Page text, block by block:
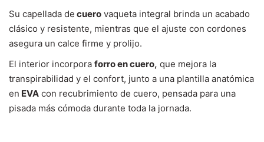
Su capellada de cuero vaqueta integral brinda un acabado
clásico y resistente, mientras que el ajuste con cordones
asegura un calce firme y prolijo.
El interior incorpora forro en cuero, que mejora la
transpirabilidad y el confort, junto a una plantilla anatómica
en EVA con recubrimiento de cuero, pensada para una
pisada más cómoda durante toda la jornada.